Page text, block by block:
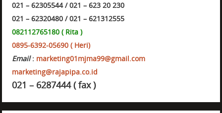
021 – 62305544 / 021 – 623 20 230
021 – 62320480 / 021 – 621312555
082112765180 ( Rita )
0895-6392-05690 ( Heri)
Email: marketing01mjma99@gmail.com
marketing@rajapipa.co.id
021 – 6287444 ( fax )